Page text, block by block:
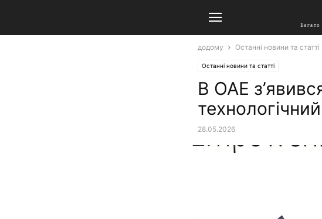
додому Останні новини та статті
Останні новини та статті
В ОАЕ
28.05.2026